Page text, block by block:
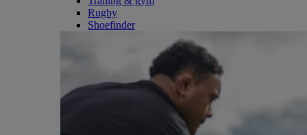
Rugby
Shoefinder